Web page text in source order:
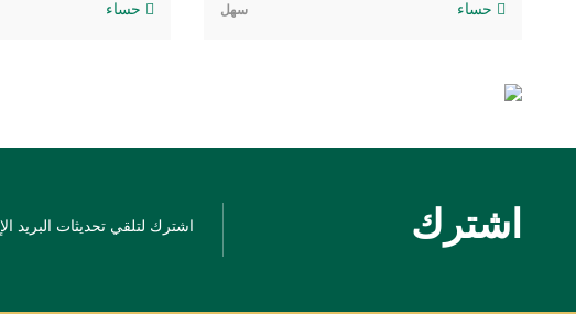
حساء سهل حساء
اشترك اشترك لتلقي تحديثات البريد